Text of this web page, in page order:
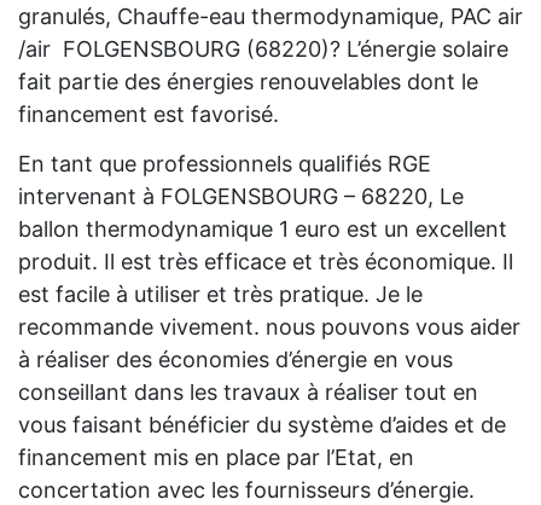
granulés, Chauffe-eau thermodynamique, PAC air
/air FOLGENSBOURG (68220)? L’énergie solaire
fait partie des énergies renouvelables dont le
financement est favorisé.
En tant que professionnels qualifiés RGE
intervenant à FOLGENSBOURG – 68220, Le
ballon thermodynamique 1 euro est un excellent
produit. Il est très efficace et très économique. Il
est facile à utiliser et très pratique. Je le
recommande vivement. nous pouvons vous aider
à réaliser des économies d’énergie en vous
conseillant dans les travaux à réaliser tout en
vous faisant bénéficier du système d’aides et de
financement mis en place par l’Etat, en
concertation avec les fournisseurs d’énergie.